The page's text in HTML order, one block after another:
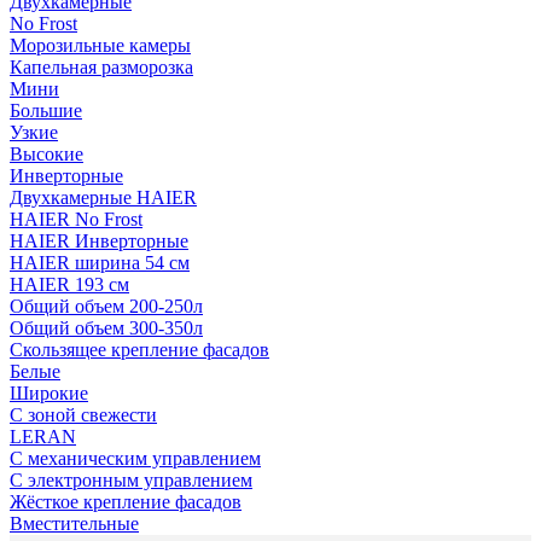
No Frost
Морозильные камеры
Капельная разморозка
Мини
Большие
Узкие
Высокие
Инверторные
Двухкамерные HAIER
HAIER No Frost
HAIER Инверторные
HAIER ширина 54 см
HAIER 193 см
Общий объем 200-250л
Общий объем 300-350л
Скользящее крепление фасадов
Белые
Широкие
С зоной свежести
LERAN
С механическим управлением
С электронным управлением
Жёсткое крепление фасадов
Вместительные